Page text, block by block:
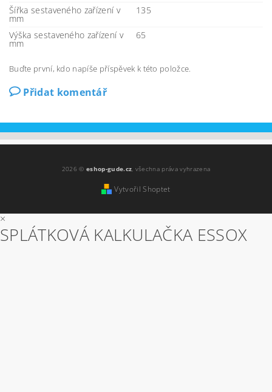
Šířka sestaveného zařízení v
mm
135
Výška sestaveného zařízení v
mm
65
Buďte první, kdo napíše příspěvek k této položce.
Přidat komentář
2026 ©eshop-gude.cz, všechna práva vyhrazena
Vytvořil Shoptet
×
SPLÁTKOVÁ KALKULAČKA ESSOX